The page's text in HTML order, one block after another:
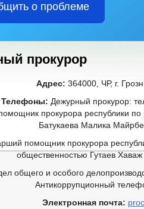
о проблеме
прокурор
Адрес: 364000, ЧР, г.
Телефоны: Дежурный прокурор:
прокурора республики
Батукаева Малика
помощник прокурора
общественностью Гутаев
общего и особого
Антикоррупционный
Электронная почта: